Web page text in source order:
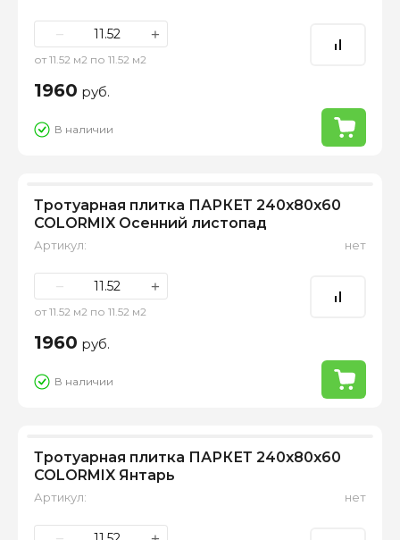
− +
от 11.52 м2 по 11.52 м2
1960 руб.
В наличии
Тротуарная плитка ПАРКЕТ 240х80х60
COLORMIX Осенний листопад
Артикул: нет
− +
от 11.52 м2 по 11.52 м2
1960 руб.
В наличии
Тротуарная плитка ПАРКЕТ 240х80х60
COLORMIX Янтарь
Артикул: нет